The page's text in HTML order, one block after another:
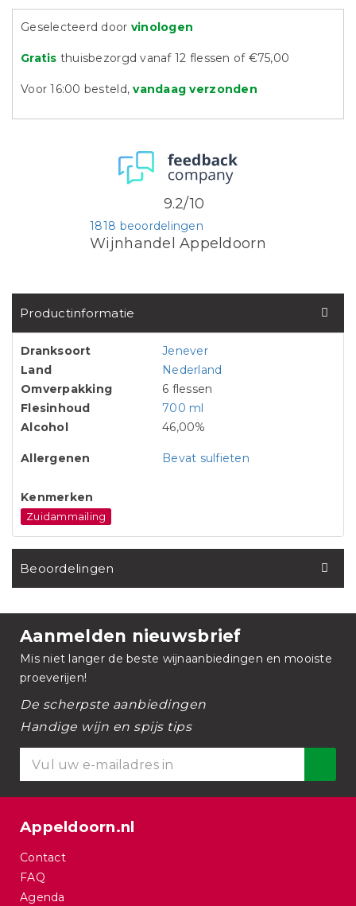
Geselecteerd door vinologen
Gratis thuisbezorgd vanaf 12 flessen of €75,00
Voor 16:00 besteld,vandaag verzonden
Wijnhandel Appeldoorn
1818 beoordelingen
9.2/10
Productinformatie
Dranksoort
Jenever
Land
Nederland
Omverpakking
6 flessen
Flesinhoud
700 ml
Alcohol
46,00%
Allergenen Bevat sulfieten
Kenmerken
Zuidammailing
Beoordelingen
Aanmelden nieuwsbrief
Mis niet langer de beste wijnaanbiedingen en mooiste
proeverijen!
De scherpste aanbiedingen
Handige wijn en spijs tips
Appeldoorn.nl
Contact
FAQ
Agenda